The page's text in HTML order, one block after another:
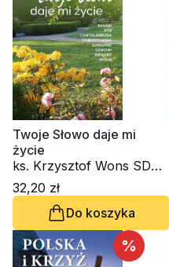
Twoje Słowo daje mi
życie
ks. Krzysztof Wons SDS,
kard. Gianfranco Ravasi,
kardynał Grzegorz Ryś, o.
Raniero Cantalamessa
OFM Cap., ks. Waldemar
Chrostowski, Innocenzo
Gargano OSBCam.,
32,20 zł
Do koszyka
%